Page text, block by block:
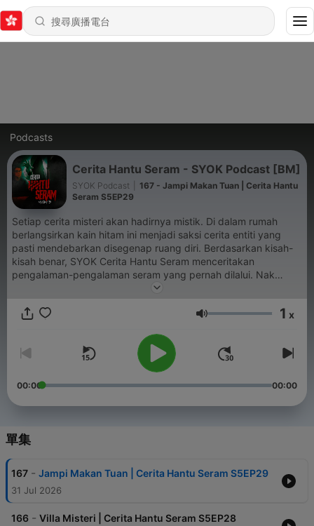
Podcasts
Cerita Hantu Seram - SYOK Podcast [BM]
SYOK Podcast
167 - Jampi Makan Tuan | Cerita Hantu
Seram S5EP29
Setiap cerita misteri akan hadirnya mistik. Di dalam rumah
berlangsirkan kain hitam ini menjadi saksi cerita entiti yang
pasti mendebarkan disegenap ruang diri. Berdasarkan kisah-
kisah benar, SYOK Cerita Hantu Seram menceritakan
pengalaman-pengalaman seram yang pernah dilalui. Nak
sponsor dan kolaborasi? Emel ke hello@syok.my atau
音量 1 x
00:00 00:00
單集
167 - Jampi Makan Tuan | Cerita Hantu Seram S5EP29
31 Jul 2026
166 - Villa Misteri | Cerita Hantu Seram S5EP28